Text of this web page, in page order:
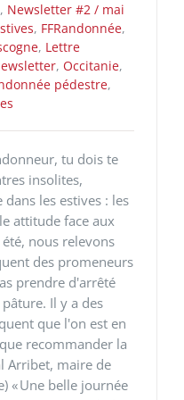
, Newsletter #2 / mai
, FFRandonnée,
, Lettre
, Occitanie,
pédestre,
tu dois te
insolites,
les estives : les
attitude face aux
nous relevons
des promeneurs
prendre d'arrêté
Il y a des
que l'on est en
recommander la
Arribet, maire de
« Une belle journée